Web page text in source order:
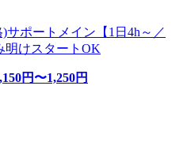
ポートメイン【1日4h～／
けスタートOK
円〜1,250円